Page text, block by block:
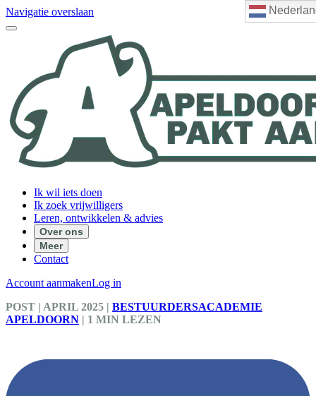
Navigatie overslaan
Ik wil iets doen
Ik zoek vrijwilligers
Leren, ontwikkelen & advies
Over ons
Meer
Contact
Account aanmakenLog in
POST | APRIL 2025 | BESTUURDERSACADEMIE
APELDOORN | 1 MIN LEZEN